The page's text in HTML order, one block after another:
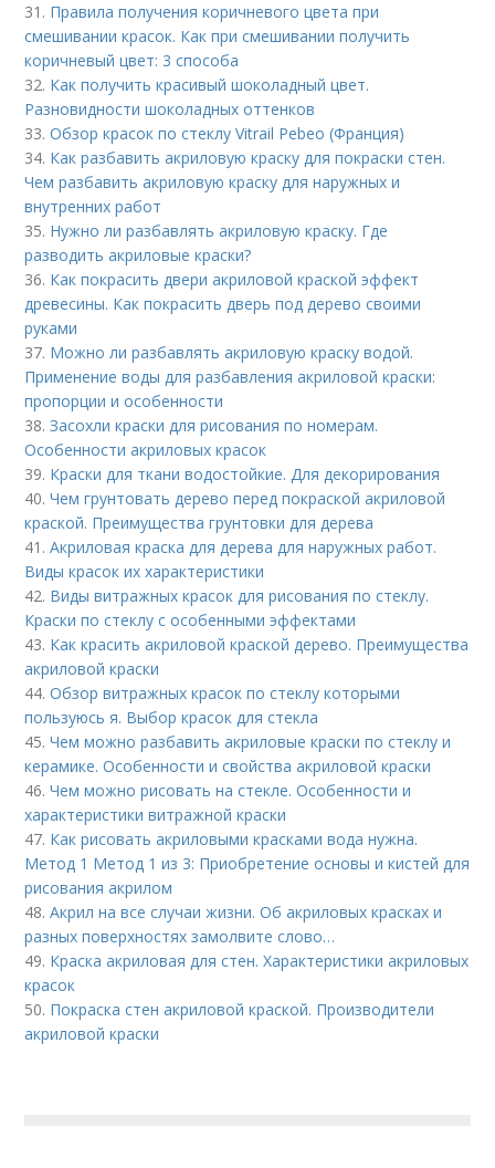
31. Правила получения коричневого цвета при
смешивании красок. Как при смешивании получить
коричневый цвет: 3 способа
32. Как получить красивый шоколадный цвет.
Разновидности шоколадных оттенков
33.Обзор красок по стеклу Vitrail Pebeo (Франция)
34. Как разбавить акриловую краску для покраски стен.
Чем разбавить акриловую краску для наружных и
внутренних работ
35. Нужно ли разбавлять акриловую краску. Где
разводить акриловые краски?
36. Как покрасить двери акриловой краской эффект
древесины. Как покрасить дверь под дерево своими
руками
37. Можно ли разбавлять акриловую краску водой.
Применение воды для разбавления акриловой краски:
пропорции и особенности
38.Засохли краски для рисования по номерам.
Особенности акриловых красок
39. Краски для ткани водостойкие. Для декорирования
40.Чем грунтовать дерево перед покраской акриловой
краской. Преимущества грунтовки для дерева
41.Акриловая краска для дерева для наружных работ.
Виды красок их характеристики
42. Виды витражных красок для рисования по стеклу.
Краски по стеклу с особенными эффектами
43. Как красить акриловой краской дерево. Преимущества
акриловой краски
44.Обзор витражных красок по стеклу которыми
пользуюсь я. Выбор красок для стекла
45.Чем можно разбавить акриловые краски по стеклу и
керамике. Особенности и свойства акриловой краски
46.Чем можно рисовать на стекле. Особенности и
характеристики витражной краски
47. Как рисовать акриловыми красками вода нужна.
Метод 1 Метод 1 из 3: Приобретение основы и кистей для
рисования акрилом
48.Акрил на все случаи жизни. Об акриловых красках и
разных поверхностях замолвите слово…
49. Краска акриловая для стен. Характеристики акриловых
красок
50. Покраска стен акриловой краской. Производители
акриловой краски